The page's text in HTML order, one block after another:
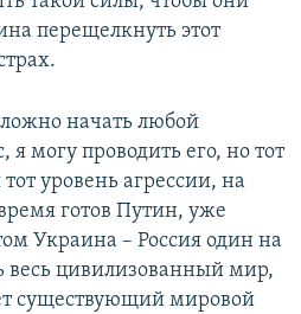
перещелкнуть этот
начать любой
я могу проводить его, но тот
уровень агрессии, на
готов Путин, уже
Украина – Россия один на
весь цивилизованный мир,
существующий мировой